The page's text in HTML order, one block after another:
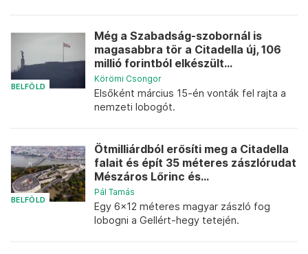
BELFÖLD
Még a Szabadság-szobornál is
magasabbra tör a Citadella új, 106
millió forintból elkészült...
Körömi Csongor
Elsőként március 15-én vonták fel rajta a
nemzeti lobogót.
BELFÖLD
Ötmilliárdból erősíti meg a Citadella
falait és épít 35 méteres zászlórudat
Mészáros Lőrinc és...
Pál Tamás
Egy 6x12 méteres magyar zászló fog
lobogni a Gellért-hegy tetején.